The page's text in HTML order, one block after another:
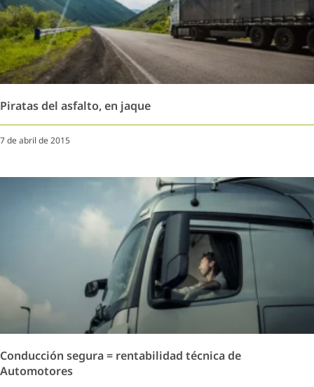
Piratas del asfalto, en jaque
7 de abril de 2015
Conducción segura = rentabilidad técnica de
Automotores